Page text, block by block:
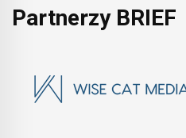
Partnerzy BRIEF